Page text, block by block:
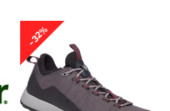
-32%